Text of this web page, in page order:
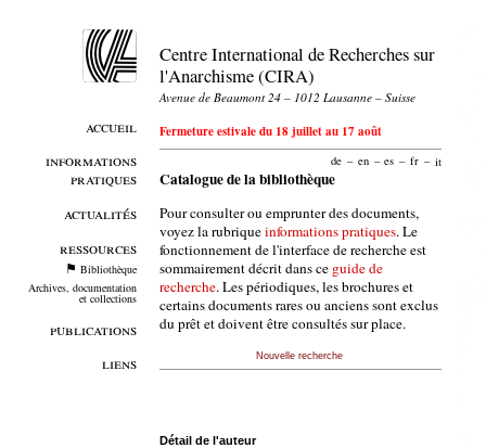
accueil
informations
pratiques
actualités
ressources
Bibliothèque
Archives, documentation
et collections
publications
liens
Centre International de Recherches sur
l'Anarchisme (CIRA)
Avenue de Beaumont 24 – 1012 Lausanne – Suisse
Fermeture estivale du 18 juillet au 17 août
de – en – es – fr – it
Catalogue de la bibliothèque
Pour consulter ou emprunter des documents,
voyez la rubriqueinformations pratiques. Le
fonctionnement de l'interface de recherche est
sommairement décrit dans ce guide de
recherche. Les périodiques, les brochures et
certains documents rares ou anciens sont exclus
du prêt et doivent être consultés sur place.
Nouvelle recherche
Détail de l'auteur